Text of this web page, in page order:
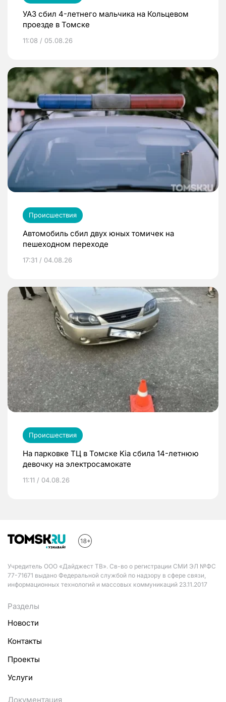
УАЗ сбил 4-летнего мальчика на Кольцевом
проезде в Томске
11:08 / 05.08.26
Происшествия
Автомобиль сбил двух юных томичек на
пешеходном переходе
17:31 / 04.08.26
Происшествия
На парковке ТЦ в Томске Kia сбила 14-летнюю
девочку на электросамокате
11:11 / 04.08.26
Учредитель ООО «Дайджест ТВ». Св-во о регистрации СМИ ЭЛ №ФС
77-71671 выдано Федеральной службой по надзору в сфере связи,
информационных технологий и массовых коммуникаций 23.11.2017
Разделы
Новости
Контакты
Проекты
Услуги
Документация